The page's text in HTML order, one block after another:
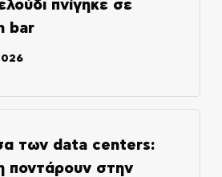
πνίγηκε σε
bar
των data centers:
ποντάρουν στην